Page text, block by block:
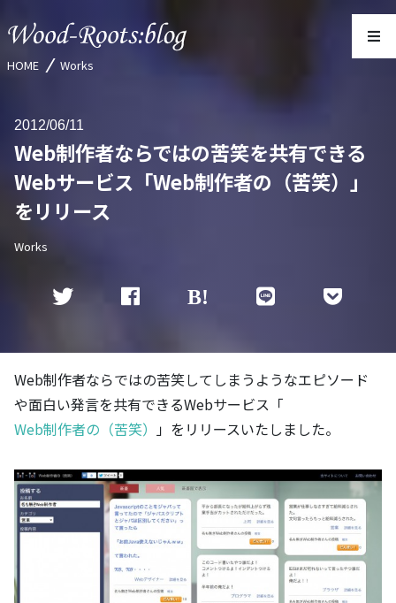
HOME Works
2012 06/11
Web制作者ならではの苦笑を共有できる
Webサービス「Web制作者の（苦笑）」
をリリース
Works
Web制作者ならではの苦笑してしまうようなエピソード
や面白い発言を共有できるWebサービス「
Web制作者の（苦笑） 」をリリースいたしました。